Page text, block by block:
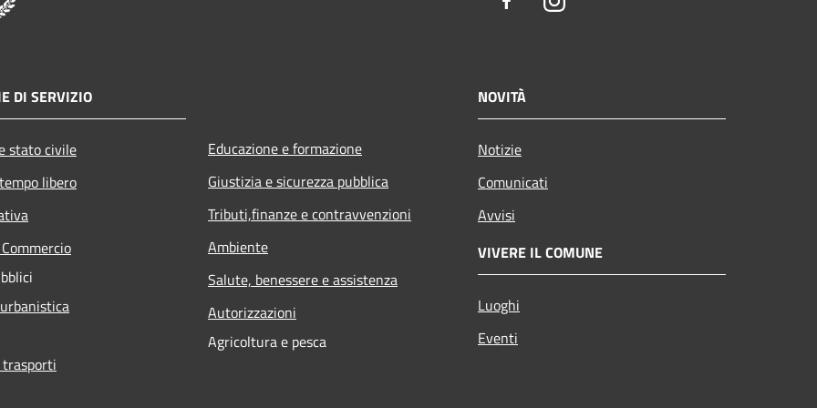
DI SERVIZIO
stato civile
libero
Educazione e formazione
Giustizia e sicurezza pubblica
Tributi,finanze e contravvenzioni
Ambiente
Salute, benessere e assistenza
Autorizzazioni
Agricoltura e pesca
NOVITÀ
Notizie
Comunicati
Avvisi
VIVERE IL COMUNE
Luoghi
Eventi